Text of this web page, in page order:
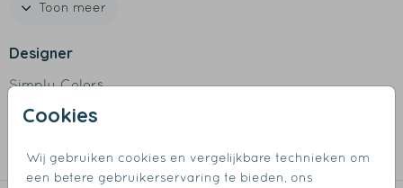
Cookies
Wij gebruiken cookies en vergelijkbare technieken om
een betere gebruikerservaring te bieden, ons
- BPA-vrij
- Met draaidop
- Makkelijk demonteerbaar
in de vaatwasser
Toon meer
Designer
Simply Colors
Collectie
Drinkflessen